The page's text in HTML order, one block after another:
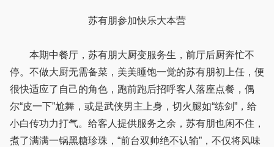
苏有朋参加快乐大本营
本期中餐厅，苏有朋大厨变服务生，前厅后厨奔忙不
停。不做大厨无需备菜，美美睡饱一觉的苏有朋初上任，便
很快适应了自己的角色，跑前跑后招呼客人落座点餐，偶
尔“皮一下”尬舞，或是武侠男主上身，切火腿如“练剑”，给
小白传功力打气。给客人提供服务之余，苏有朋也闲不住，
煮了满满一锅黑糖珍珠，“前台双帅绝不认输”，不仅将风味